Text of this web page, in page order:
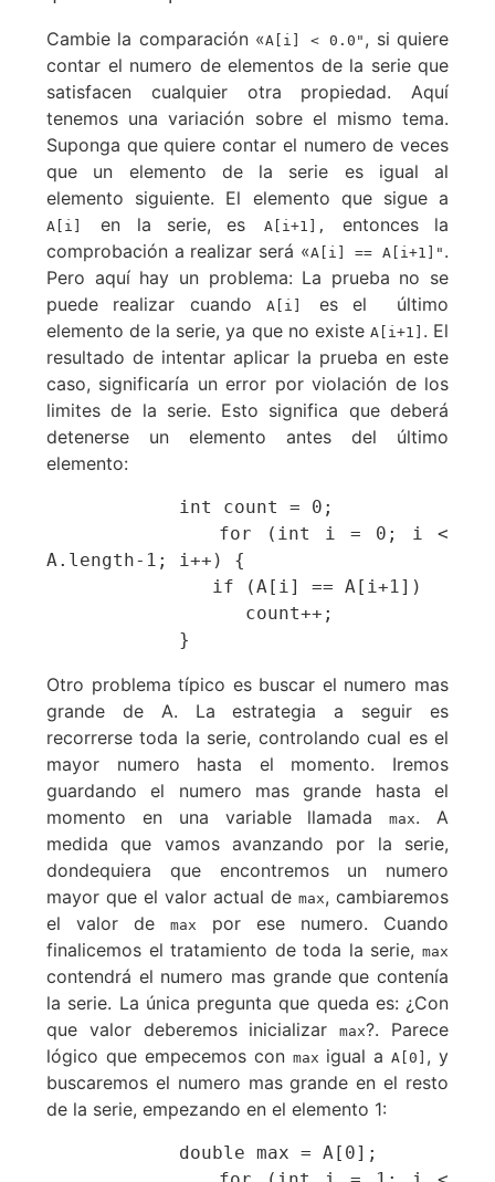
Cambie la comparación «A[i] < 0.0" , si quiere
contar el numero de elementos de la serie que
satisfacen cualquier otra propiedad. Aquí
tenemos una variación sobre el mismo tema.
Suponga que quiere contar el numero de veces
que un elemento de la serie es igual al
elemento siguiente. El elemento que sigue a
A[i]en la serie, es A[i+1],
entonces la
comprobación a realizar será «A[i] == A[i+1]" .
Pero aquí hay un problema: La prueba no se
puede realizar cuando
A[i]es el último
elemento de la serie, ya que no existe A[i+1] . El
resultado de intentar aplicar la prueba en este
caso, significaría un error por violación de los
limites de la serie. Esto significa que deberá
detenerse un elemento antes del último
elemento:
A.length-1; i++) {
            }
Otro problema típico es buscar el numero mas
grande de A. La estrategia a seguir es
recorrerse toda la serie, controlando cual es el
mayor numero hasta el momento. Iremos
guardando el numero mas grande hasta el
momento en una variable llamadamax. A
medida que vamos avanzando por la serie,
dondequiera que encontremos un numero
mayor que el valor actual de max, cambiaremos
el valor de
max
por ese numero. Cuando
finalicemos el tratamiento de toda la serie, max
contendrá el numero mas grande que contenía
la serie. La única pregunta que queda es: ¿Con
que valor deberemos inicializarmax?. Parece
lógico que empecemos con max igual aA[0] , y
buscaremos el numero mas grande en el resto
de la serie, empezando en el elemento 1: